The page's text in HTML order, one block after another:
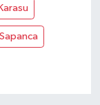
Karasu
Sapanca